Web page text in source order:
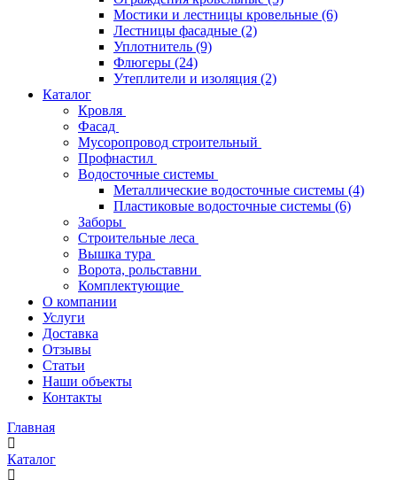
Мостики и лестницы кровельные (6)
Лестницы фасадные (2)
Уплотнитель (9)
Флюгеры (24)
Утеплители и изоляция (2)
Каталог
Кровля
Фасад
Мусоропровод строительный
Профнастил
Водосточные системы
Металлические водосточные системы (4)
Пластиковые водосточные системы (6)
Заборы
Строительные леса
Вышка тура
Ворота, рольставни
Комплектующие
О компании
Услуги
Доставка
Отзывы
Статьи
Наши объекты
Контакты
Главная
Каталог